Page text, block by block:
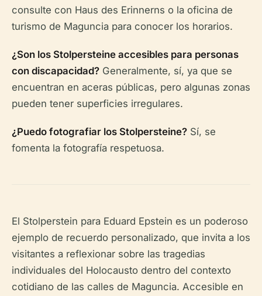
consulte con Haus des Erinnerns o la oficina de
turismo de Maguncia para conocer los horarios.
¿Son los Stolpersteine accesibles para personas
con discapacidad? Generalmente, sí, ya que se
encuentran en aceras públicas, pero algunas zonas
pueden tener superficies irregulares.
¿Puedo fotografiar los Stolpersteine? Sí, se
fomenta la fotografía respetuosa.
El Stolperstein para Eduard Epstein es un poderoso
ejemplo de recuerdo personalizado, que invita a los
visitantes a reflexionar sobre las tragedias
individuales del Holocausto dentro del contexto
cotidiano de las calles de Maguncia. Accesible en